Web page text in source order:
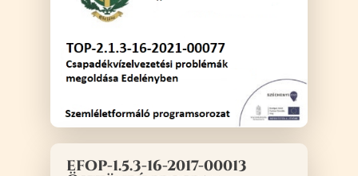
EFOP-1.5.3-16-2017-00013